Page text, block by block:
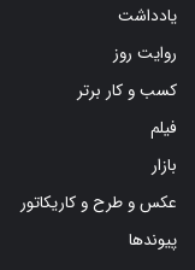
یادداشت
روایت روز
کسب و کار برتر
فیلم
بازار
عکس و طرح و کاریکاتور
پیوندها